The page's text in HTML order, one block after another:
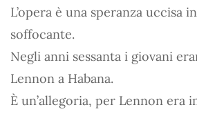
L’opera è una speranza uccisa
soffocante.
Negli anni sessanta i giovani
Lennon a Habana.
È un’allegoria, per Lennon era